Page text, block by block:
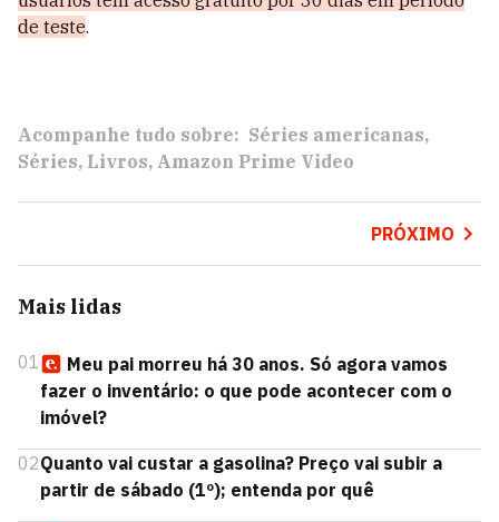
de teste.
Acompanhe tudo sobre: Séries americanas
Séries Livros Amazon Prime Video
PRÓXIMO
Mais lidas
01
Meu pai morreu há 30 anos. Só agora vamos
fazer o inventário: o que pode acontecer com o
imóvel?
02Quanto vai custar a gasolina? Preço vai subir a
partir de sábado (1º); entenda por quê